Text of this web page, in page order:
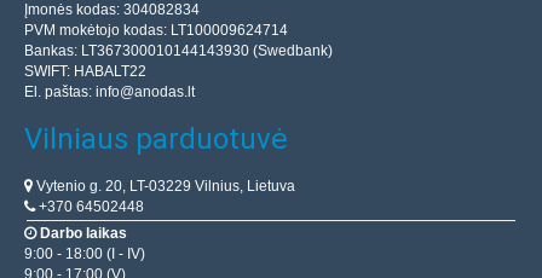
Įmonės kodas: 304082834
PVM mokėtojo kodas: LT100009624714
Bankas: LT367300010144143930 (Swedbank)
SWIFT: HABALT22
El. paštas: info@anodas.lt
Vilniaus parduotuvė
Vytenio g. 20, LT-03229 Vilnius, Lietuva
+370 64502448
Darbo laikas
9:00 - 18:00 (I - IV)